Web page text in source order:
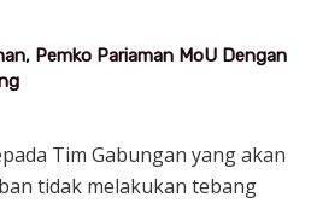
Pemko Pariaman MoU Dengan
Tim Gabungan yang akan
tidak melakukan tebang